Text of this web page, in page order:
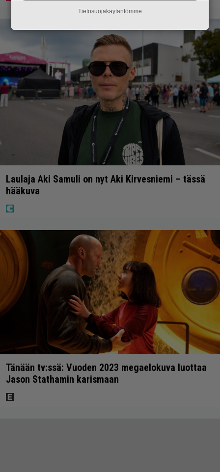
Laulaja Aki Samuli on nyt Aki Kirvesniemi – tässä
hääkuva
Tänään tv:ssä: Vuoden 2023 megaelokuva luottaa
Jason Stathamin karismaan
Tietosuojakäytäntömme